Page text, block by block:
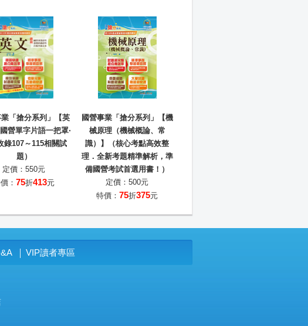
業「搶分系列」【英
營單字片語一把罩‧
錄107～115相關試
題）
定價：550元
： 75折413元
國營事業「搶分系列」【機
械原理（機械概論、常
識）】（核心考點高效整
理．全新考題精準解析，準
備國營考試首選用書！）
定價：500元
特價： 75折375元
VIP讀者專區